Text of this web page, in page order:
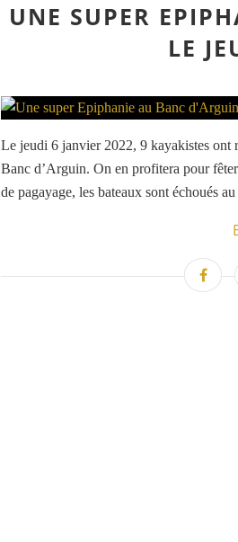
UNE SUPER
LE
Le jeudi 6 janvier 2022, 9 kayakistes ont
Banc d’Arguin. On en profitera pour
de pagayage, les bateaux sont échoués